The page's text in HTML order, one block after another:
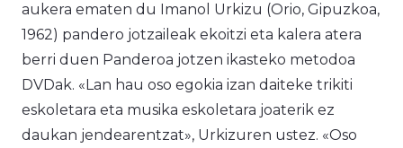
aukera ematen du Imanol Urkizu (Orio, Gipuzkoa,
1962) pandero jotzaileak ekoitzi eta kalera atera
berri duen Panderoa jotzen ikasteko metodoa
DVDak. «Lan hau oso egokia izan daiteke trikiti
eskoletara eta musika eskoletara joaterik ez
daukan jendearentzat», Urkizuren ustez. «Oso